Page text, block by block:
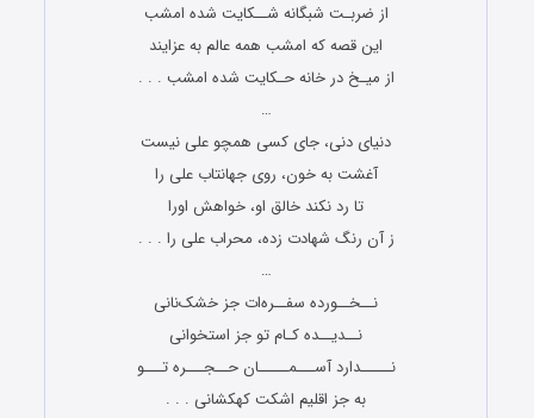
از ضربـت شبگانه شــکایت شده امشب
این قصه که امشب همه عالم به عزایند
از میـخ در خانه حـکایت شده امشب . . .
…
دنیای دنی، جای کسی همچو علی نیست
آغشت به خون، روی جهان‏تاب علی را
تا رد نکند خالق او، خواهش اورا
ز آن رنگ شهادت زده، محراب علی را . . .
…
نــخــورده سفــره‌ات جز خشک‌نانی
نــدیــده کـام تو جز استخوانی
نـــــدارد آســـمـــــان حــجـــره تـــو
به جز اقلیم اشکت کهکشانی . . .